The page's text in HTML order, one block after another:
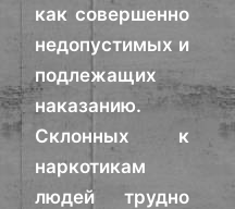
как совершенно
недопустимых и
подлежащих
наказанию.
Склонных к
наркотикам
людей трудно